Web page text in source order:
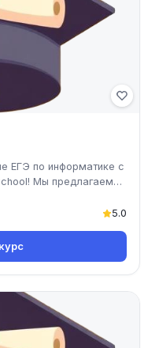
ЕГЭ по информатике с
Мы предлагаем
5.0